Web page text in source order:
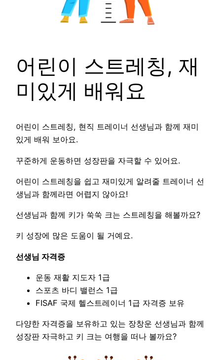
어린이 스트레칭, 재
미있게 배워요
어린이 스트레칭, 현직 트레이너 선생님과 함께 재미
있게 배워 보아요.
꾸준하게 운동하면 성장판을 자극할 수 있어요.
어린이 스트레칭을 쉽고 재미있게 알려줄 트레이너 선
생님과 함께라면 어렵지 않아요!
선생님과 함께 키가 쑥쑥 크는 스트레칭을 해볼까요?
키 성장에 많은 도움이 될 거예요.
선생님 자격증
운동 재활 지도자 1급
스포츠 바디 밸런스 1급
FISAF 국제 헬스트레이너 1급 자격증 보유
다양한 자격증을 보유하고 있는 장창운 선생님과 함께
성장판 자극하고 키 크는 여행을 떠나 볼까요?